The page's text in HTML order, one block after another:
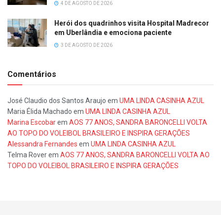
4 DE AGOSTO DE 2026
Herói dos quadrinhos visita Hospital Madrecor
em Uberlândia e emociona paciente
3 DE AGOSTO DE 2026
Comentários
José Claudio dos Santos Araujo em UMA LINDA CASINHA AZUL
Maria Élida Machado em UMA LINDA CASINHA AZUL
Marina Escobarem AOS 77 ANOS, SANDRA BARONCELLI VOLTA
AO TOPO DO VOLEIBOL BRASILEIRO E INSPIRA GERAÇÕES
Alessandra Fernandes em UMA LINDA CASINHA AZUL
Telma Roverem AOS 77 ANOS, SANDRA BARONCELLI VOLTA AO
TOPO DO VOLEIBOL BRASILEIRO E INSPIRA GERAÇÕES